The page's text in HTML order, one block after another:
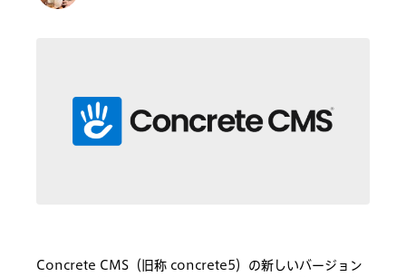
Concrete CMS（旧称 concrete5）の新しいバージョン